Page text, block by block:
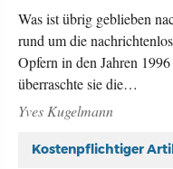
Was ist übrig geblieben
rund um die
Opfern in den Jahren
überraschte sie die…
Yves Kugelmann
Kostenpflichtiger